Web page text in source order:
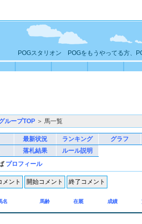
POGスタリオン POGをもうやってる方、
ループTOP ＞ 馬一覧
最新状況 ランキング グラフ
落札結果
ルール説明
プロフィール
名
馬齢 在厩 成績